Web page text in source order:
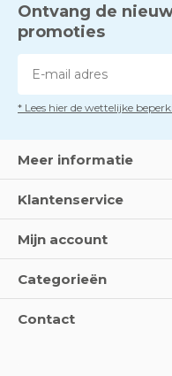
Ontvang de
promoties
* Lees hier de wettelijke
Meer informatie
Klantenservice
Mijn account
Categorieën
Contact